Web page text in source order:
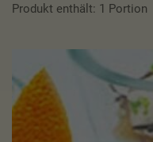
Produkt enthält: 1 Portion